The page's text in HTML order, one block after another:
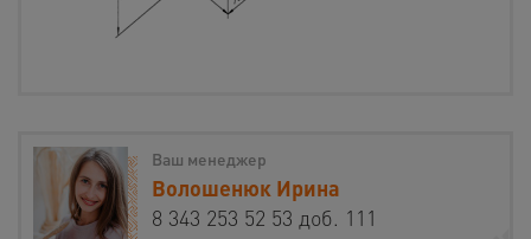
Ваш менеджер
Волошенюк Ирина
8 343 253 52 53 доб. 111